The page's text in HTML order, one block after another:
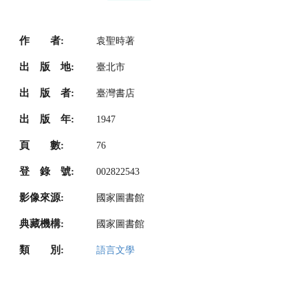
作 者: 袁聖時著
出 版 地: 臺北市
出 版 者: 臺灣書店
出 版 年: 1947
頁 數: 76
登 錄 號: 002822543
影像來源: 國家圖書館
典藏機構: 國家圖書館
類 別: 語言文學